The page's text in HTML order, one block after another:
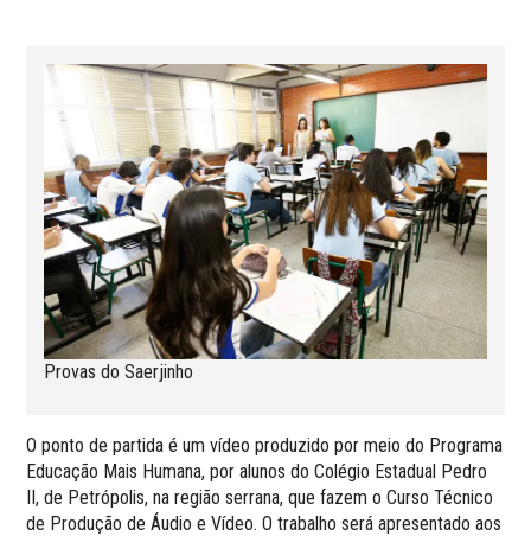
Provas do Saerjinho
O ponto de partida é um vídeo produzido por meio do Programa
Educação Mais Humana, por alunos do Colégio Estadual Pedro
II, de Petrópolis, na região serrana, que fazem o Curso Técnico
de Produção de Áudio e Vídeo. O trabalho será apresentado aos